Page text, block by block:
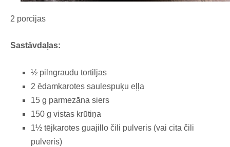
2 porcijas
Sastāvdaļas:
½ pilngraudu tortiljas
2 ēdamkarotes saulespuķu eļļa
15 g parmezāna siers
150 g vistas krūtiņa
1½ tējkarotes guajillo čili pulveris (vai cita čili
pulveris)